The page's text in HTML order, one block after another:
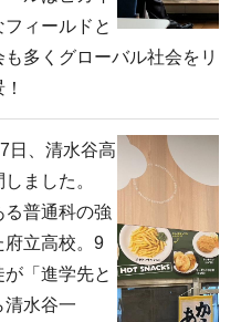
ィールドと
も多くグローバル社会をリ
日、清水谷高
ました。
る普通科の強
府立高校。9
「進学先と
清水谷一